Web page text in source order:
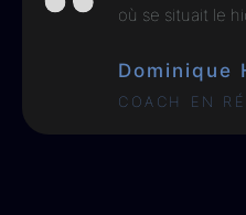
où se situait le
Dominique
COACH EN